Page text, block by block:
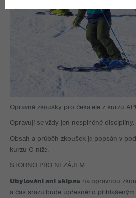
Opravné zkoušky pro čekatele z kurzu
Opravují se vždy jen nesplněné disciplíny.
Obsah a průběh zkoušek je popsán v
kurzu C níže.
STORNO PRO NEZÁJEM
Ubytování ani skipas na opravnou
a čas srazu bude upřesněno přihlášeným.